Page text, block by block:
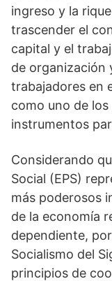
ingreso y la
trascender el
capital y el
de organización
trabajadores en
como uno de
instrumentos
Considerando
Social (EPS)
más poderosos
de la economía
dependiente,
Socialismo del
principios de